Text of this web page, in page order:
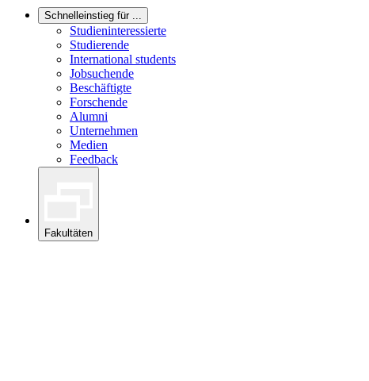
Schnelleinstieg für ...
Studieninteressierte
Studierende
International students
Jobsuchende
Beschäftigte
Forschende
Alumni
Unternehmen
Medien
Feedback
Fakultäten